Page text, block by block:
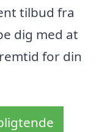
tilbud fra
dig med at
for din